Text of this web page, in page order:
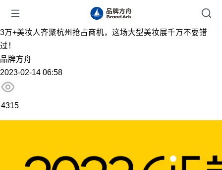
3万+美妆人齐聚杭州抢占商机，这场大型美妆展千万不要错
过！
品牌方舟
2023-02-14 06:58
4315